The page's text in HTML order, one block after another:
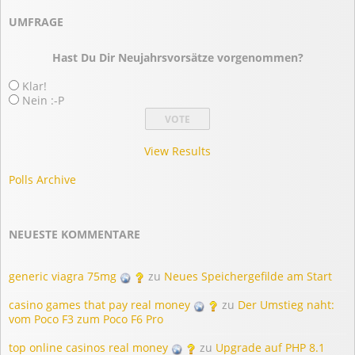
UMFRAGE
Hast Du Dir Neujahrsvorsätze vorgenommen?
Klar!
Nein :-P
View Results
Polls Archive
NEUESTE KOMMENTARE
generic viagra 75mg zu Neues Speichergefilde am Start
casino games that pay real money
zu Der Umstieg naht:
vom Poco F3 zum Poco F6 Pro
top online casinos real money
zu Upgrade auf PHP 8.1